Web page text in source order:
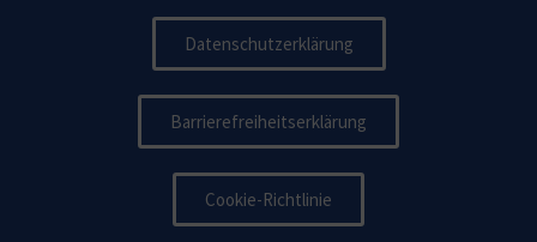
Datenschutzerklärung
Barrierefreiheitserklärung
Cookie-Richtlinie